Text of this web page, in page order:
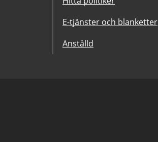
E-tjänster och blanketter
Anställd